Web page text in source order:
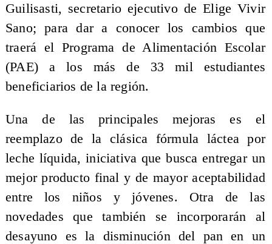
Guilisasti, secretario ejecutivo de Elige Vivir
Sano; para dar a conocer los cambios que
traerá el Programa de Alimentación Escolar
(PAE) a los más de 33 mil estudiantes
beneficiarios de la región.
Una de las principales mejoras es el
reemplazo de la clásica fórmula láctea por
leche líquida, iniciativa que busca entregar un
mejor producto final y de mayor aceptabilidad
entre los niños y jóvenes. Otra de las
novedades que también se incorporarán al
desayuno es la disminución del pan en un